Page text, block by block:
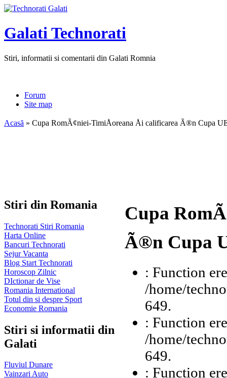
Galati Technorati
Stiri, informatii si comentarii din Galati Romnia
Forum
Site map
Acasă » Cupa RomÃ¢niei-TimiÅoreana Åi calificarea Ã®n Cupa
Stiri din Romania
Technorati Stiri Romania
Harta Online
Bancuri Technorati
Sejur Vacanta
Blog Start Technorati
Horoscop Zilnic
DIctionar de Vise
Romania International
Totul din si despre Sport
Economie Romania
Stiri si informatii din
Galati
Fluviul Dunare
Vainzari Auto
Cupa
Ã®n Cupa
: Function
/home/
649.
: Function
/home/
649.
: Function